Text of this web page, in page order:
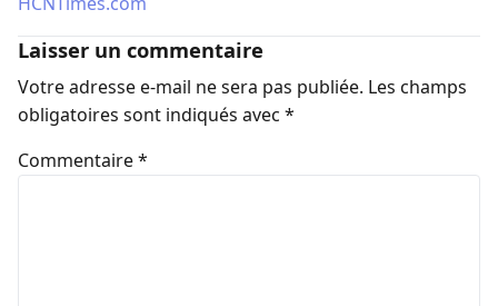
Laisser un commentaire
Votre adresse e-mail ne sera pas publiée. Les champs
obligatoires sont indiqués avec *
Commentaire*